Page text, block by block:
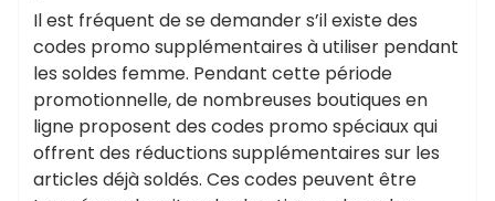
Il est fréquent de se demander s’il existe des
codes promo supplémentaires à utiliser pendant
les soldes femme. Pendant cette période
promotionnelle, de nombreuses boutiques en
ligne proposent des codes promo spéciaux qui
offrent des réductions supplémentaires sur les
articles déjà soldés. Ces codes peuvent être